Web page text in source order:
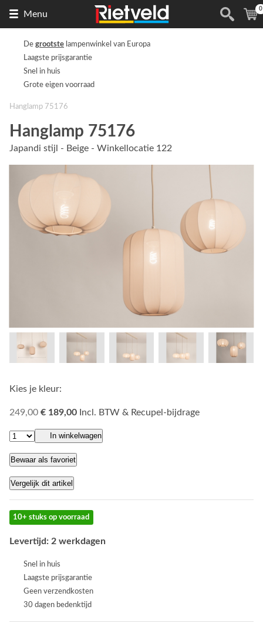
Menu
de
(
0
De grootste lampenwinkel van Europa
Laagste prijsgarantie
Snel in huis
Grote eigen voorraad
Hanglamp 75176
Hanglamp 75176
Japandi stijl - Beige - Winkellocatie 122
Kies je kleur:
249,00 € 189,00 Incl. BTW & Recupel-bijdrage
In winkelwagen
Bewaar als favoriet
Vergelijk dit artikel
10+ stuks op voorraad
Levertijd: 2 werkdagen
Snel in huis
Laagste prijsgarantie
Geen verzendkosten
30 dagen bedenktijd